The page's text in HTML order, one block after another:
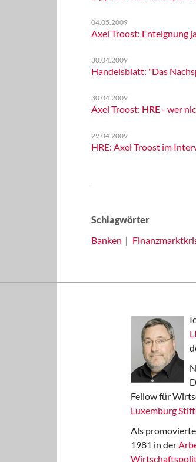
04.05.2009
Axel Troost: Enteignung
30.04.2009
Handelsblatt: "Das
30.04.2009
Axel Troost: HRE - wer
29.04.2009
HRE: Axel Troost im
Schlagwörter
Banken
Fellow für
Luxemburg
Als
1981 in der